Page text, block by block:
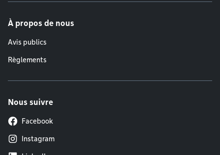
À propos de nous
Avis publics
Règlements
Nous suivre
Facebook
Instagram